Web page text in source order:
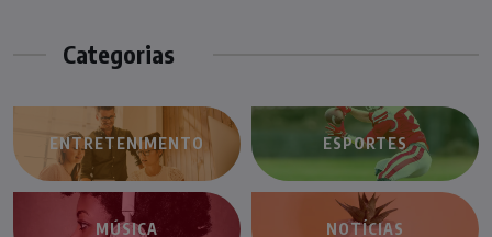
Categorias
ENTRETENIMENTO ESPORTES
MÚSICA NOTÍCIAS